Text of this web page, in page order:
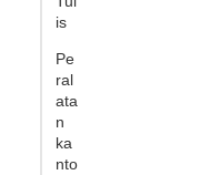
is
Pe
ral
ata
n
ka
nto